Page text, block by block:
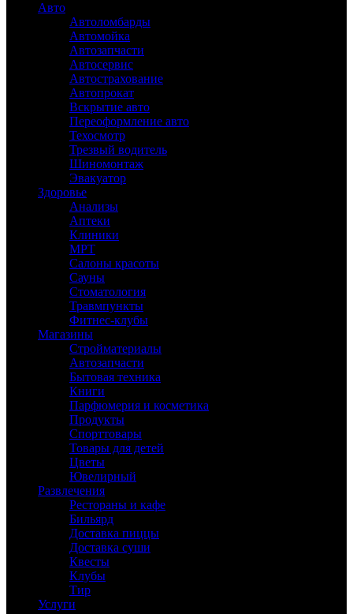
Авто
Автоломбарды
Автомойка
Автозапчасти
Автосервис
Автострахование
Автопрокат
Вскрытие авто
Переоформление авто
Техосмотр
Трезвый водитель
Шиномонтаж
Эвакуатор
Здоровье
Анализы
Аптеки
Клиники
МРТ
Салоны красоты
Сауны
Стоматология
Травмпункты
Фитнес-клубы
Магазины
Стройматериалы
Автозапчасти
Бытовая техника
Книги
Парфюмерия и косметика
Продукты
Спорттовары
Товары для детей
Цветы
Ювелирный
Развлечения
Рестораны и кафе
Бильярд
Доставка пиццы
Доставка суши
Квесты
Клубы
Тир
Услуги